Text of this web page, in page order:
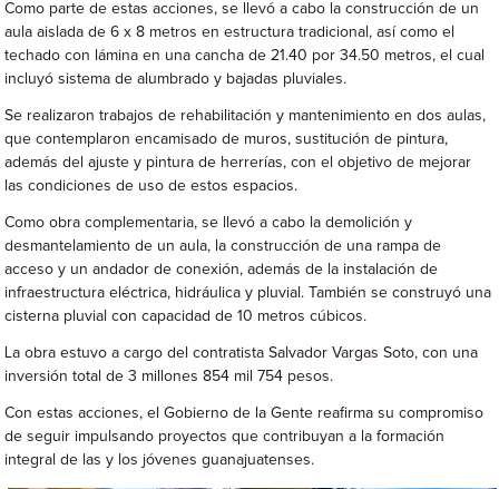
Como parte de estas acciones, se llevó a cabo la construcción de un
aula aislada de 6 x 8 metros en estructura tradicional, así como el
techado con lámina en una cancha de 21.40 por 34.50 metros, el cual
incluyó sistema de alumbrado y bajadas pluviales.
Se realizaron trabajos de rehabilitación y mantenimiento en dos aulas,
que contemplaron encamisado de muros, sustitución de pintura,
además del ajuste y pintura de herrerías, con el objetivo de mejorar
las condiciones de uso de estos espacios.
Como obra complementaria, se llevó a cabo la demolición y
desmantelamiento de un aula, la construcción de una rampa de
acceso y un andador de conexión, además de la instalación de
infraestructura eléctrica, hidráulica y pluvial. También se construyó una
cisterna pluvial con capacidad de 10 metros cúbicos.
La obra estuvo a cargo del contratista Salvador Vargas Soto, con una
inversión total de 3 millones 854 mil 754 pesos.
Con estas acciones, el Gobierno de la Gente reafirma su compromiso
de seguir impulsando proyectos que contribuyan a la formación
integral de las y los jóvenes guanajuatenses.